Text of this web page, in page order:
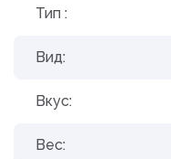
Тип :
Вид:
Вкус:
Вес: